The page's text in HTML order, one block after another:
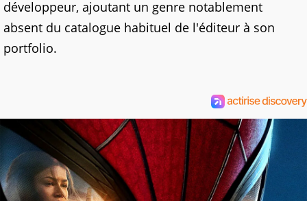
développeur, ajoutant un genre notablement
absent du catalogue habituel de l'éditeur à son
portfolio.